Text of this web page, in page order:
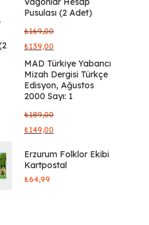
Pusulası (2 Adet)
₺169,00
₺139,00
MAD Türkiye Yabancı
Mizah Dergisi Türkçe
Edisyon, Ağustos
2000 Sayı: 1
₺189,00
₺149,00
Erzurum Folklor Ekibi
Kartpostal
₺64,99